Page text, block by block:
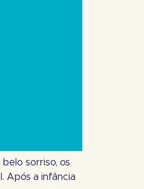
sorriso, os
Após a infância